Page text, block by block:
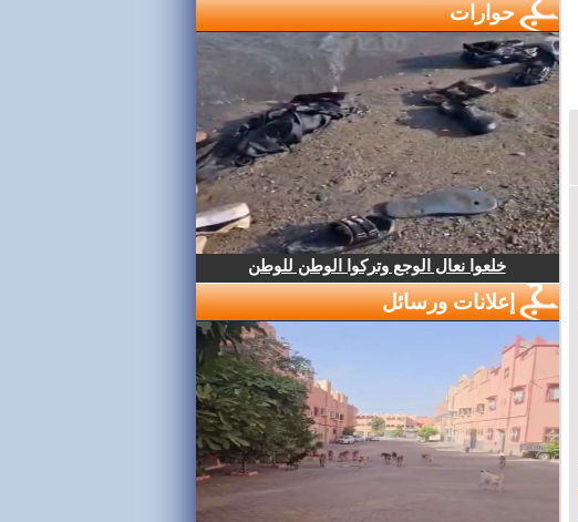
حوارات
خلعوا نعال الوجع وتركوا الوطن للوطن
إعلانات ورسائل